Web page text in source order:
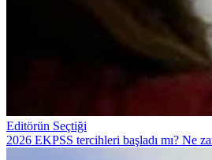
Editörün Seçtiği
2026 EKPSS tercihleri başladı mı? Ne